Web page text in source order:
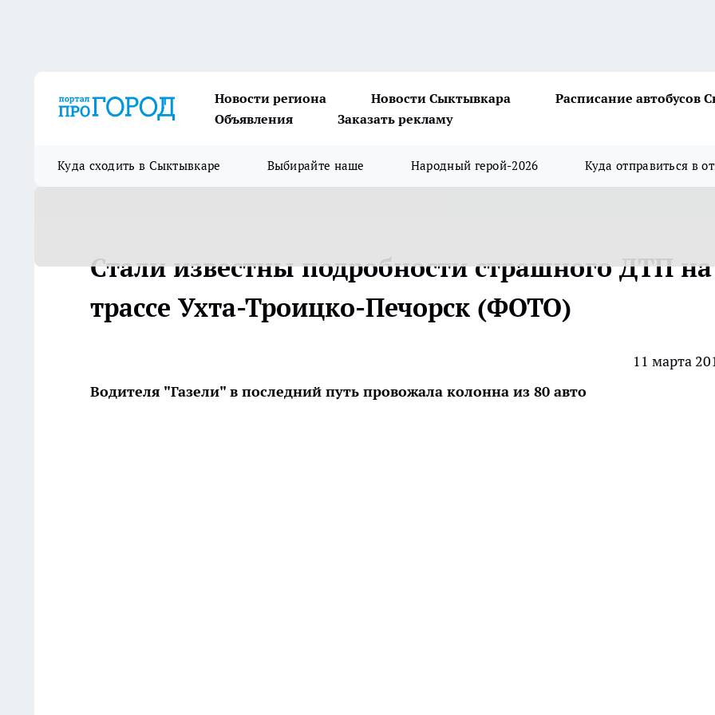
Новости региона Новости Сыктывкара
Расписание автобусов
Объявления
Заказать рекламу
Куда сходить в Сыктывкаре Выбирайте наше Народный герой-2026 Куда отправиться в
Стали известны подробности страшного ДТП на
трассе Ухта-Троицко-Печорск (ФОТО)
11 марта
Водителя "Газели" в последний путь провожала колонна из 80 авто